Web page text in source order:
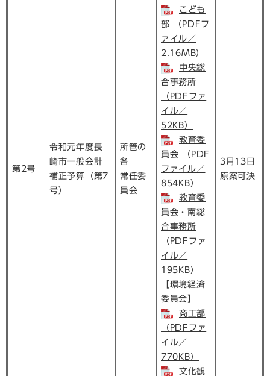
第2号
令和元年度長
崎市一般会計
補正予算（第7
号）
所管の
各
常任委
員会
こども
部 （PDFフ
ァイル／
2.16MB）
中央総
合事務所
（PDFファ
イル／
52KB）
教育委
員会 （PDF
ファイル／
854KB）
教育委
員会・南総
合事務所
（PDFファ
イル／
195KB）
【環境経済
委員会】
商工部
（PDFファ
イル／
770KB）
文化観
3月13日
原案可決